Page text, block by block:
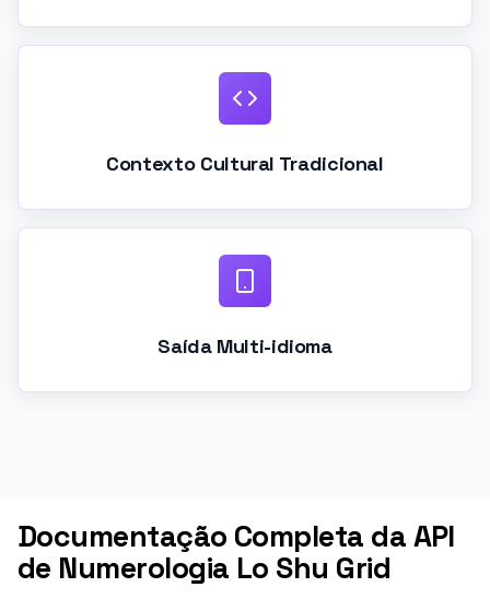
Contexto Cultural Tradicional
Saída Multi-idioma
Documentação Completa da API
de Numerologia Lo Shu Grid